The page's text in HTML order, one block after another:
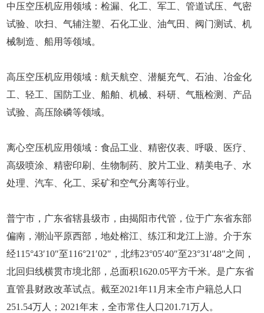
中压空压机应用领域：检漏、化工、军工、管道试压、气密
试验、吹扫、气辅注塑、石化工业、油气田、阀门测试、机
械制造、船用等领域。
高压空压机应用领域：航天航空、潜艇充气、石油、冶金化
工、轻工、国防工业、船舶、机械、科研、气瓶检测、产品
试验、高压除磷等领域。
离心空压机应用领域：食品工业、精密仪表、呼吸、医疗、
高级喷涂、精密印刷、生物制药、胶片工业、精美电子、水
处理、汽车、化工、采矿和空气分离等行业。
普宁市，广东省辖县级市，由揭阳市代管，位于广东省东部
偏南，潮汕平原西部，地处榕江、练江和龙江上游。介于东
经115°43′10″至116°21′02″，北纬23°05′40″至23°31′48″之间，
北回归线横贯市境北部，总面积1620.05平方千米。是广东省
直管县财政改革试点。截至2021年11月末全市户籍总人口
251.54万人；2021年末，全市常住人口201.71万人。